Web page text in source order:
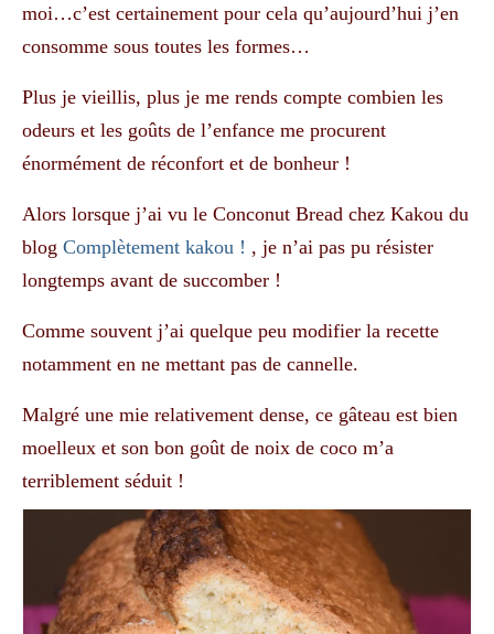
moi…c’est certainement pour cela qu’aujourd’hui j’en
consomme sous toutes les formes…
Plus je vieillis, plus je me rends compte combien les
odeurs et les goûts de l’enfance me procurent
énormément de réconfort et de bonheur !
Alors lorsque j’ai vu le Conconut Bread chez Kakou du
blog Complètement kakou ! , je n’ai pas pu résister
longtemps avant de succomber !
Comme souvent j’ai quelque peu modifier la recette
notamment en ne mettant pas de cannelle.
Malgré une mie relativement dense, ce gâteau est bien
moelleux et son bon goût de noix de coco m’a
terriblement séduit !